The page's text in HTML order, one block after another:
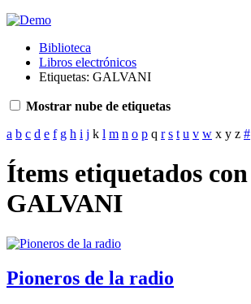
Biblioteca
Libros electrónicos
Etiquetas: GALVANI
Mostrar nube de etiquetas
a b c d e f g h i j k l m n o p q r s t u v w x y z #
Ítems etiquetados con
GALVANI
Pioneros de la radio